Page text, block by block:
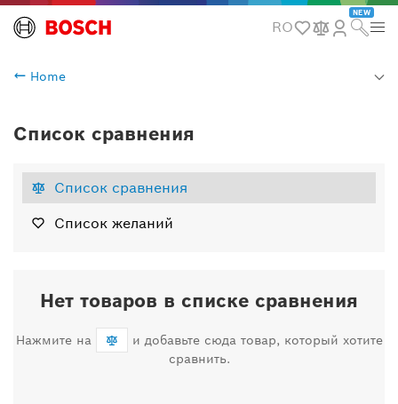
RO
NEW
Home
Список сравнения
Список сравнения
Список желаний
Нет товаров в списке сравнения
Нажмите на
и добавьте сюда товар, который хотите
сравнить.